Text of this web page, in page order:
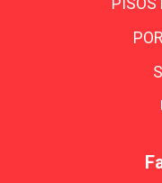
PISOS